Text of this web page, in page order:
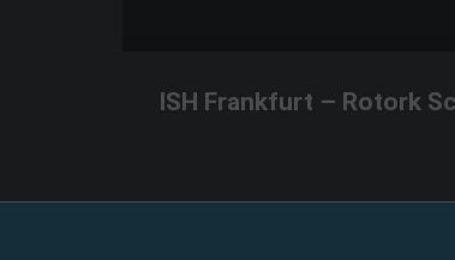
ISH Frankfurt – Rotork